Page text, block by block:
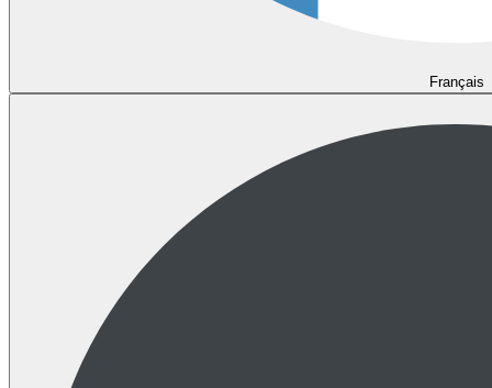
Français